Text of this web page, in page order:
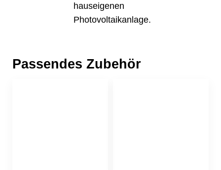
hauseigenen
Photovoltaikanlage.
Passendes Zubehör